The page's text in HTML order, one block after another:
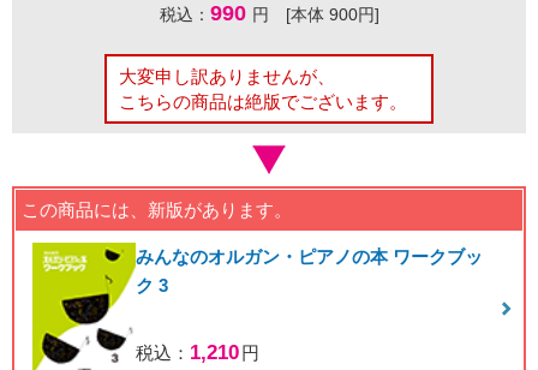
税込： 990 円 [本体 900円]
大変申し訳ありませんが、
こちらの商品は絶版でございます。
この商品には、新版があります。
みんなのオルガン・ピアノの本 ワークブッ
ク 3
税込： 1,210円